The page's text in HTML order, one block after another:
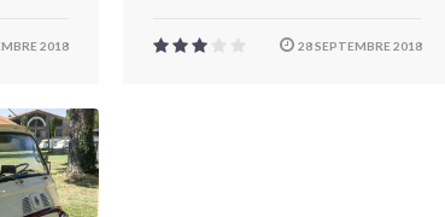
2018 28 SEPTEMBRE 2018